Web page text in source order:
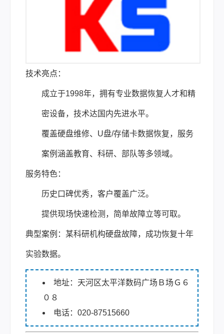
技术亮点：
成立于1998年，拥有专业数据恢复人才和精
密设备，技术达国内先进水平。
覆盖硬盘维修、U盘/存储卡数据恢复，服务
案例涵盖教育、科研、部队等多领域。
服务特色：
历史口碑优秀，客户覆盖广泛。
提供现场快速检测，简单故障立等可取。
典型案例：某科研机构硬盘故障，成功恢复十年
实验数据。
地址：天河区太平洋数码广场Ｂ场Ｇ６
０８
电话：020-87515660